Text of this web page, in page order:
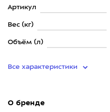
Артикул
Вес (кг)
Объём (л)
Все характеристики
О бренде